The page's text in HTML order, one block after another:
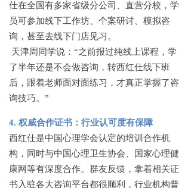
仕在全国有多家省级分公司、直营分校，学
员可参加线下工作坊、个案研讨、模拟咨
询，甚至去线下门店见习。
天津周同学说： “之前报过纯线上课程，学
了半年还是不会做咨询，转西红仕线下班
后，跟着老师面对面练习，才真正掌握了咨
询技巧。”
4. 权威合作证书：行业认可度有保障
西红仕是中国心理学会认定的培训合作机
构，同时与中国心理卫生协会、国家心理健
康网等有深度合作。群友反馈，拿着相关证
书入驻各大咨询平台都很顺利，行业机构普